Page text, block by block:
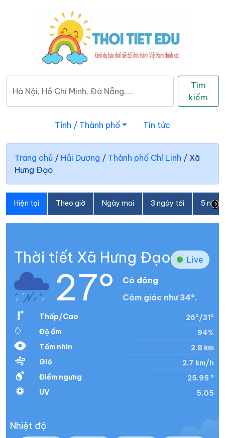
Tìm
kiếm
Tỉnh / Thành phố Tin tức
Trang chủ / Hải Dương / Thành phố Chí Linh / Xã
Hưng Đạo
Hiện tại Theo giờ Ngày mai 3 ngày tới 5
Thời tiết Xã Hưng Đạo Live
27°
Có dông
Cảm giác như 34°.
Thấp/Cao
26°/31°
Độ ẩm
94%
Tầm nhìn
2.8 km
Gió
2.7 km/h
Điểm ngưng
25.95 °
UV
5.05
Nhiệt độ